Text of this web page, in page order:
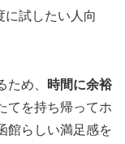
に試したい人向
め、
時間に余裕
てを持ち帰ってホ
館らしい満足感を